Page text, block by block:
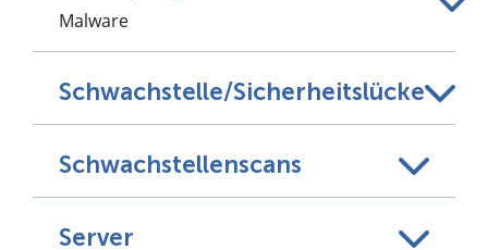
Malware
Schwachstelle/Sicherheitslücke
Schwachstellenscans
Server